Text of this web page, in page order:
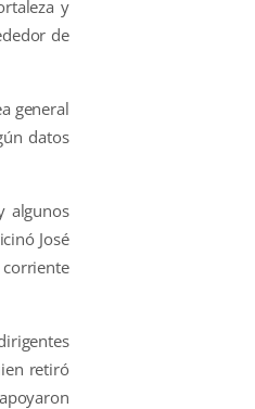
y
de
general
datos
algunos
José
retiró